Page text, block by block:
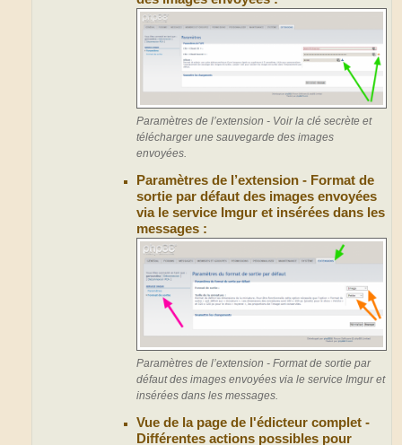
Paramètres de l’extension - Voir la clé secrète et
télécharger une sauvegarde des images
envoyées.
Paramètres de l’extension - Format de
sortie par défaut des images envoyées
via le service Imgur et insérées dans les
messages :
Paramètres de l’extension - Format de sortie par
défaut des images envoyées via le service Imgur et
insérées dans les messages.
Vue de la page de l'édicteur complet -
Différentes actions possibles pour